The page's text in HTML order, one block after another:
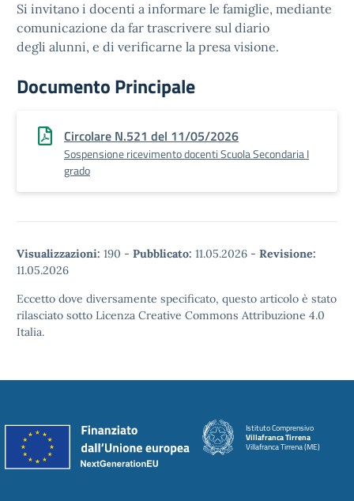
Si invitano i docenti a informare le famiglie, mediante
comunicazione da far trascrivere sul diario
degli alunni, e di verificarne la presa visione.
Documento Principale
Circolare N.521 del 11/05/2026
Sospensione ricevimento docenti Scuola Secondaria I
grado
Visualizzazioni: 190 - Pubblicato: 11.05.2026 - Revisione:
11.05.2026
Eccetto dove diversamente specificato, questo articolo è stato
rilasciato sotto Licenza Creative Commons Attribuzione 4.0
Italia.
Istituto Comprensivo
Villafranca Tirrena
Villafranca Tirrena (ME)